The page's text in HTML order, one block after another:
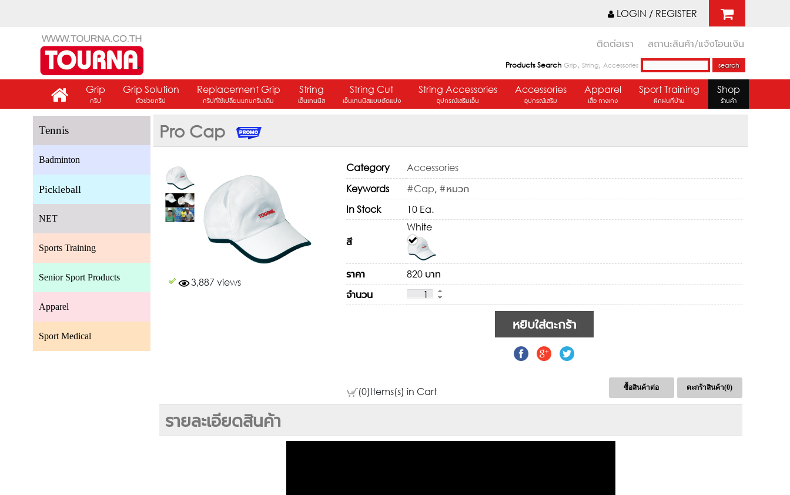
LOGIN / REGISTER
ติดต่อเรา สถานะสินค้า/แจ้งโอนเงิน
Products Search Grip, String, Accessories
Grip
กริป
Grip Solution
ตัวช่วยกริป
Replacement Grip
กริปที่ใช้เปลี่ยนแทนกริปเดิม
String
เอ็นเทนนิส
String Cut
เอ็นเทนนิสแบบตัดแบ่ง
String Accessories
อุปกรณ์เสริมเอ็น
Accessories
อุปกรณ์เสริม
Apparel
เสื้อ กางเกง
Sport Training
ฝึกฝนที่บ้าน
Shop
ร้านค้า
Tennis
Badminton
Pickleball
NET
Sports Training
Senior Sport Products
Apparel
Sport Medical
Pro Cap
3,887 views
Category
Accessories
Keywords
#Cap, #หมวก
In Stock
10 Ea.
สี
White
ราคา
820 บาท
จำนวน
(0)Items(s) in Cart
รายละเอียดสินค้า